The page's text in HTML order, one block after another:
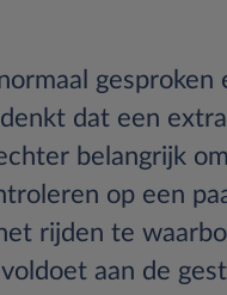
dat een
belangrijk
op een
rijden te
aan de